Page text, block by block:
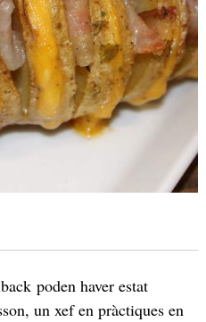
poden haver estat
un xef en pràctiques en